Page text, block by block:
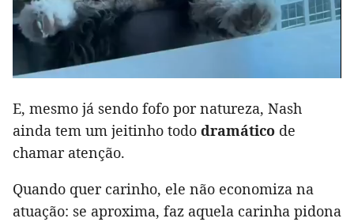
E, mesmo já sendo fofo por natureza, Nash
ainda tem um jeitinho todo dramático de
chamar atenção.
Quando quer carinho, ele não economiza na
atuação: se aproxima, faz aquela carinha pidona